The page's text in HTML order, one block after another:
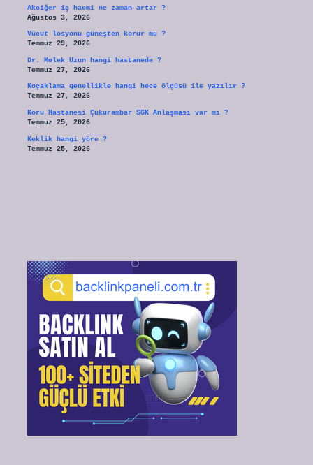
Akciğer iç hacmi ne zaman artar ?
Ağustos 3, 2026
Vücut losyonu güneşten korur mu ?
Temmuz 29, 2026
Dr. Melek Uzun hangi hastanede ?
Temmuz 27, 2026
Koçaklama genellikle hangi hece ölçüsü ile yazılır ?
Temmuz 27, 2026
Koru Hastanesi Çukurambar SGK Anlaşması var mı ?
Temmuz 25, 2026
Keklik hangi yöre ?
Temmuz 25, 2026